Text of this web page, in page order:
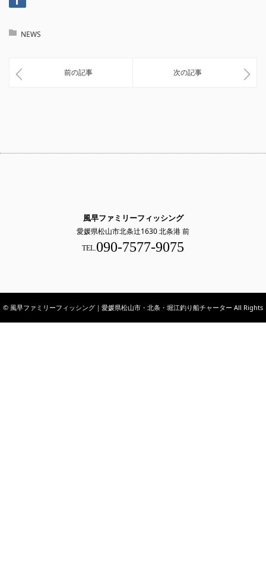
NEWS
前の記事 次の記事
風早ファミリーフィッシング
愛媛県松山市北条辻1630 北条港 前
TEL.090-7577-9075
© 風早ファミリーフィッシング｜愛媛県松山市・北条・堀江釣り船チャーター All Rights